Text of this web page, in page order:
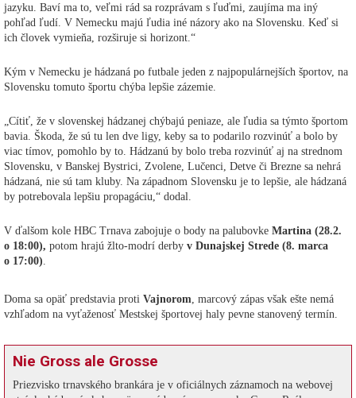
jazyku. Baví ma to, veľmi rád sa rozprávam s ľuďmi, zaujíma ma iný
pohľad ľudí. V Nemecku majú ľudia iné názory ako na Slovensku. Keď si
ich človek vymieňa, rozširuje si horizont.“
Kým v Nemecku je hádzaná po futbale jeden z najpopulárnejších športov, na
Slovensku tomuto športu chýba lepšie zázemie.
„Cítiť, že v slovenskej hádzanej chýbajú peniaze, ale ľudia sa týmto športom
bavia. Škoda, že sú tu len dve ligy, keby sa to podarilo rozvinúť a bolo by
viac tímov, pomohlo by to. Hádzanú by bolo treba rozvinúť aj na strednom
Slovensku, v Banskej Bystrici, Zvolene, Lučenci, Detve či Brezne sa nehrá
hádzaná, nie sú tam kluby. Na západnom Slovensku je to lepšie, ale hádzaná
by potrebovala lepšiu propagáciu,“ dodal.
V ďalšom kole HBC Trnava zabojuje o body na palubovke Martina (28.2.
o 18:00), potom hrajú žlto-modrí derby v Dunajskej Strede (8. marca
o 17:00)
Doma sa opäť predstavia proti Vajnorom , marcový zápas však ešte nemá
vzhľadom na vyťaženosť Mestskej športovej haly pevne stanovený termín.
Nie Gross ale Grosse
Priezvisko trnavského brankára je v oficiálnych záznamoch na webovej